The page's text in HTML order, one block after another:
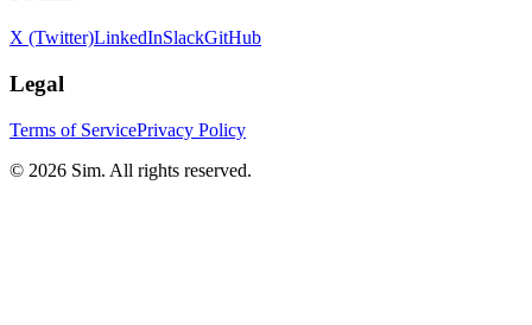
X (Twitter)LinkedInSlackGitHub
Legal
Terms of ServicePrivacy Policy
© 2026 Sim. All rights reserved.